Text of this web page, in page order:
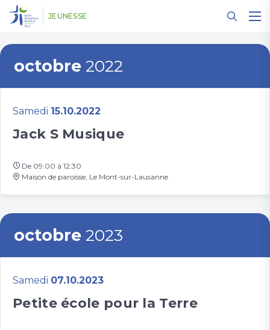
JEUNESSE
octobre 2022
Samedi 15.10.2022
Jack S Musique
Maison de paroisse, Le Mont-sur-Lausanne
De 09:00 à 12:30
octobre 2023
Samedi 07.10.2023
Petite école pour la Terre
Panneau de gestion des cookies